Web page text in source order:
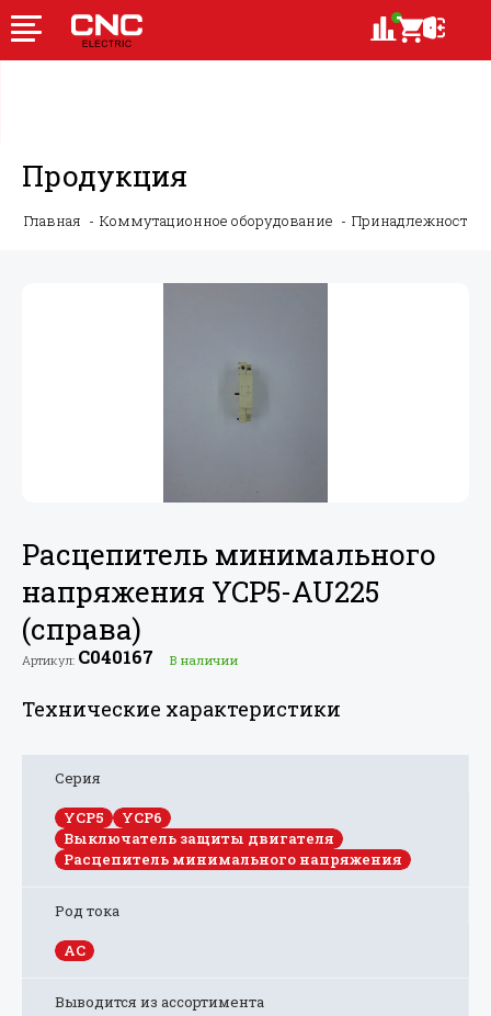
Продукция
Главная Коммутационное оборудование Принадлежности
Расцепитель минимального
напряжения YCP5-AU225
(справа)
Артикул: C040167 В наличии
Технические характеристики
Серия
YCP5
YCP6
Выключатель защиты двигателя
Расцепитель минимального напряжения
Род тока
AC
Выводится из ассортимента